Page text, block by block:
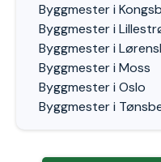
Byggmester i
Byggmester i
Byggmester i
Byggmester i Moss
Byggmester i Oslo
Byggmester i